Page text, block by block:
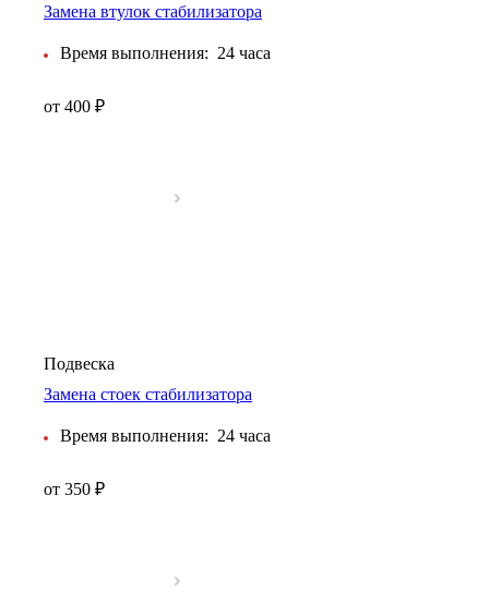
Замена втулок стабилизатора
Время выполнения: 24 часа
от 400 ₽
Подвеска
Замена стоек стабилизатора
Время выполнения: 24 часа
от 350 ₽